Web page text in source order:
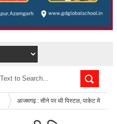
आजमगढ़ : सीने पर थी पिस्टल, पाकेट में